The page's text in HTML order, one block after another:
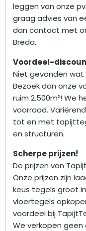
leggen van onze
graag advies van
dan contact met
Breda.
Voordeel-
Niet gevonden wat
Bezoek dan onze
ruim 2.500m²! We
voorraad.
tot en met
en structuren.
Scherpe prijzen!
De prijzen van
Onze prijzen zijn
keus tegels groot
vloertegels
voordeel bij
We verkopen